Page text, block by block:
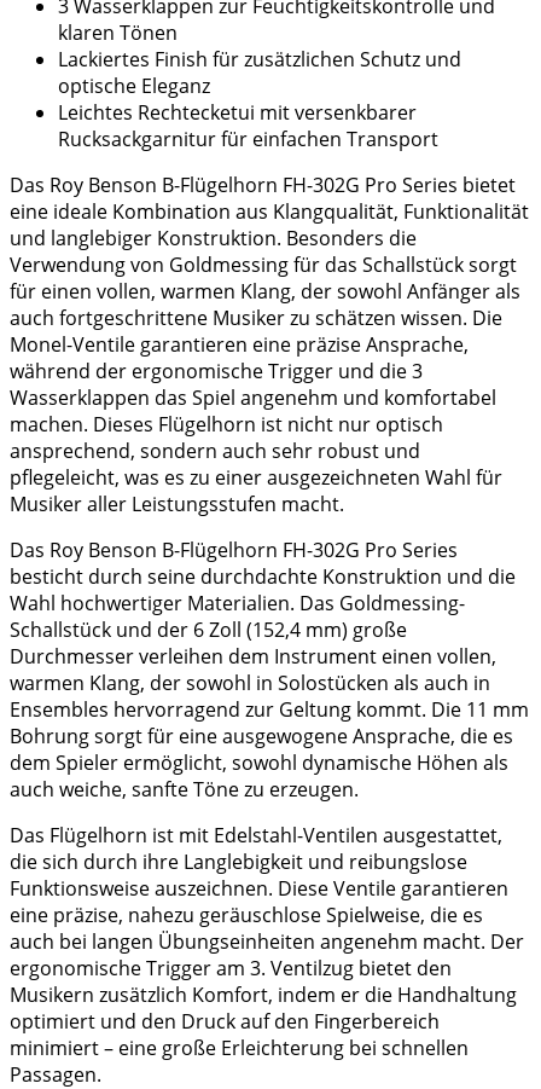
3 Wasserklappen zur Feuchtigkeitskontrolle und
klaren Tönen
Lackiertes Finish für zusätzlichen Schutz und
optische Eleganz
Leichtes Rechtecketui mit versenkbarer
Rucksackgarnitur für einfachen Transport
Das Roy Benson B-Flügelhorn FH-302G Pro Series bietet
eine ideale Kombination aus Klangqualität, Funktionalität
und langlebiger Konstruktion. Besonders die
Verwendung von Goldmessing für das Schallstück sorgt
für einen vollen, warmen Klang, der sowohl Anfänger als
auch fortgeschrittene Musiker zu schätzen wissen. Die
Monel-Ventile garantieren eine präzise Ansprache,
während der ergonomische Trigger und die 3
Wasserklappen das Spiel angenehm und komfortabel
machen. Dieses Flügelhorn ist nicht nur optisch
ansprechend, sondern auch sehr robust und
pflegeleicht, was es zu einer ausgezeichneten Wahl für
Musiker aller Leistungsstufen macht.
Das Roy Benson B-Flügelhorn FH-302G Pro Series
besticht durch seine durchdachte Konstruktion und die
Wahl hochwertiger Materialien. Das Goldmessing-
Schallstück und der 6 Zoll (152,4 mm) große
Durchmesser verleihen dem Instrument einen vollen,
warmen Klang, der sowohl in Solostücken als auch in
Ensembles hervorragend zur Geltung kommt. Die 11 mm
Bohrung sorgt für eine ausgewogene Ansprache, die es
dem Spieler ermöglicht, sowohl dynamische Höhen als
auch weiche, sanfte Töne zu erzeugen.
Das Flügelhorn ist mit Edelstahl-Ventilen ausgestattet,
die sich durch ihre Langlebigkeit und reibungslose
Funktionsweise auszeichnen. Diese Ventile garantieren
eine präzise, nahezu geräuschlose Spielweise, die es
auch bei langen Übungseinheiten angenehm macht. Der
ergonomische Trigger am 3. Ventilzug bietet den
Musikern zusätzlich Komfort, indem er die Handhaltung
optimiert und den Druck auf den Fingerbereich
minimiert – eine große Erleichterung bei schnellen
Passagen.